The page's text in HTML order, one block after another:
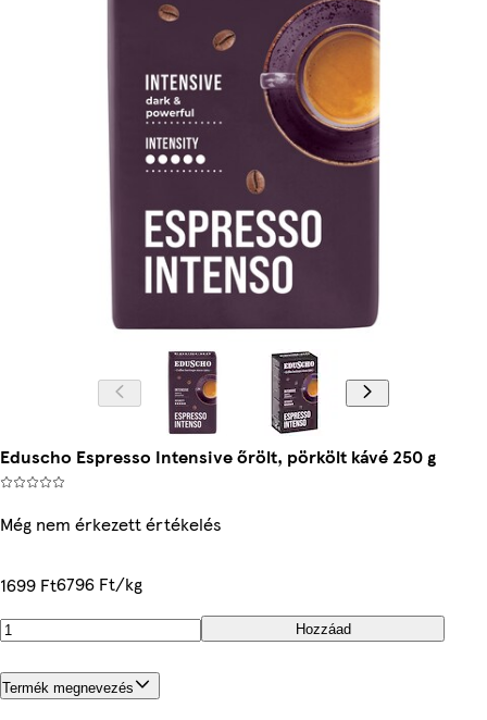
Eduscho Espresso Intensive őrölt, pörkölt kávé 250 g
Még nem érkezett értékelés
1699 Ft6796 Ft/kg
Hozzáad
Termék megnevezés